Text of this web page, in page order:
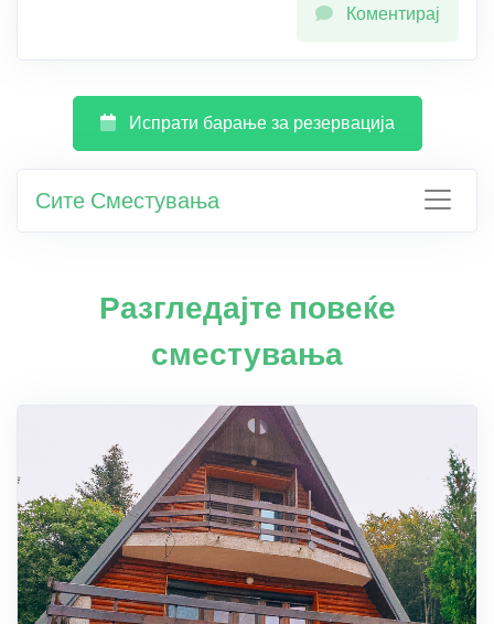
Коментирај
Испрати барање за резервација
Сите Сместувања
Разгледајте повеќе
сместувања